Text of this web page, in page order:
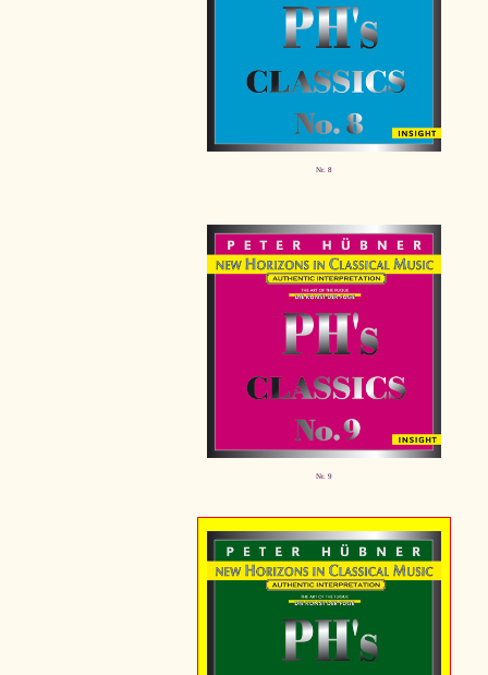
Nr. 8
Nr. 9